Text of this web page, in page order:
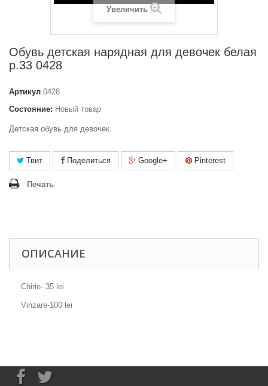
Увеличить
Обувь детская нарядная для девочек белая
р.33 0428
Артикул 0428
Состояние: Новый товар
Детская обувь для девочек.
Твит Поделиться Google+ Pinterest
Печать
ОПИСАНИЕ
Chirie- 35 lei
Vinzare-100 lei